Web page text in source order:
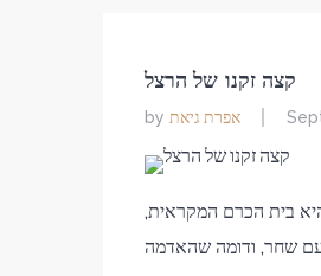
קצה זקנו של הרצל
by אפרת גיאת
בית הכרם המקראית,
1983. חום כבד מתפשט כבר עם שחר, ודומה שהאדמה